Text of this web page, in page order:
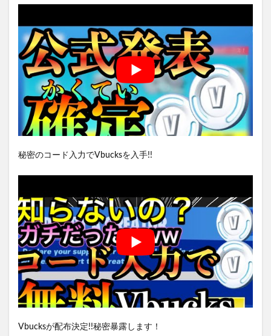
秘密のコード入力でVbucksを入手!!
Vbucksが配布決定!!秘密暴露します！